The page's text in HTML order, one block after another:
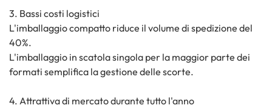
3. Bassi costi logistici
L'imballaggio compatto riduce il volume di spedizione del
40%.
L'imballaggio in scatola singola per la maggior parte dei
formati semplifica la gestione delle scorte.
4. Attrattiva di mercato durante tutto l'anno